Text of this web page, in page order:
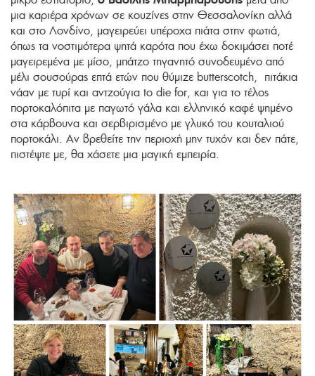
μια καριέρα χρόνων σε κουζίνες στην Θεσσαλονίκη αλλά
και στο Λονδίνο, μαγειρεύει υπέροχα πιάτα στην φωτιά,
όπως τα νοστιμότερα ψητά καρότα που έχω δοκιμάσει ποτέ
μαγειρεμένα με μίσο, μπάτζο τηγανητό συνοδευμένο από
μέλι σουσούρας επτά ετών που θύμιζε butterscotch, πιτάκια
νάαν με τυρί και αντζούγια to die for, και για το τέλος
πορτοκαλόπιτα με παγωτό γάλα και ελληνικό καφέ ψημένο
στα κάρβουνα και σερβιρισμένο με γλυκό του κουταλιού
πορτοκάλι. Αν βρεθείτε την περιοχή μην τυχόν και δεν πάτε,
πιστέψτε με, θα χάσετε μια μαγική εμπειρία.